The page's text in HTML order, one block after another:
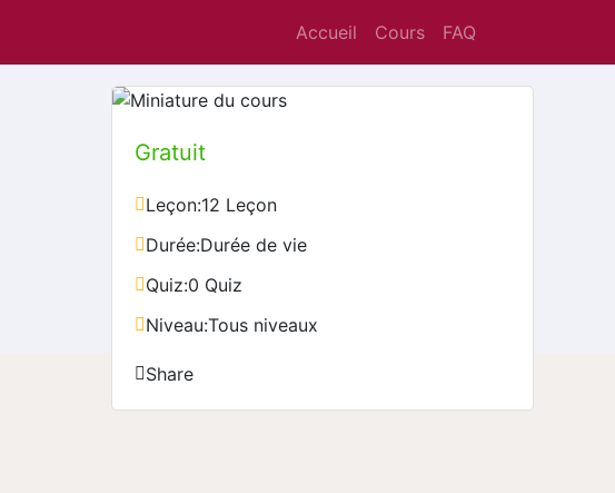
Accueil Cours FAQ
Gratuit
Leçon:12 Leçon
Durée:Durée de vie
Quiz:0 Quiz
Niveau:Tous niveaux
Share